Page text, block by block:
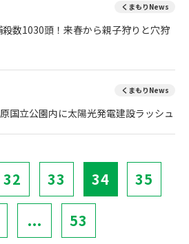
くまもりNews
数1030頭！来春から親子狩りと穴狩
くまもりNews
国立公園内に太陽光発電建設ラッシュ
32 33 34 35
... 53